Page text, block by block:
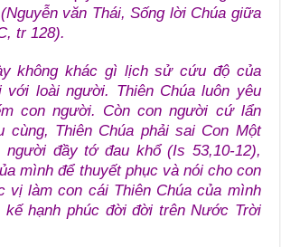
(Nguyễn văn Thái, Sống lời Chúa giữa
tr 128).
không khác gì lịch sử cứu độ của
với loài người. Thiên Chúa luôn yêu
con người. Còn con người cứ lẩn
cùng, Thiên Chúa phải sai Con Một
người đầy tớ đau khổ (Is 53,10-12),
mình để thuyết phục và nói cho con
vị làm con cái Thiên Chúa của mình
kế hạnh phúc đời đời trên Nước Trời